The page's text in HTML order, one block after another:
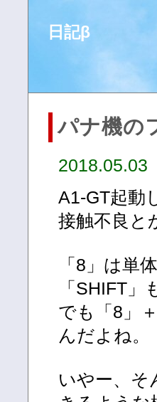
日記β
パナ機の
2018.05.03
A1-GT起動
接触不良と
「8」は単
「SHIFT
でも「8」
んだよね。
いやー、そ